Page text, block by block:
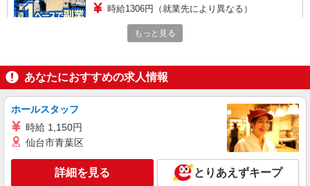
時給1306円（就業先により異なる）
埼玉県新座市
アルバイト パート
【接客なし】静かな職場で集中◎検品・箱詰め
時給1371円（就業先により異なる）
埼玉県新座市
もっと見る
あなたにおすすめの求人情報
ホールスタッフ
時給 1,150円
仙台市青葉区
詳細を見る とりあえずキープ